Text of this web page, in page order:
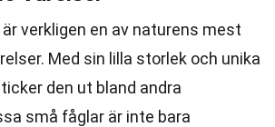
verkligen en av naturens mest
Med sin lilla storlek och unika
den ut bland andra
små fåglar är inte bara